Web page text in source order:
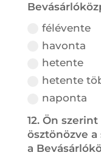
félévente
havonta
hetente
hetente
naponta
12. Ön
ösztönözve
a